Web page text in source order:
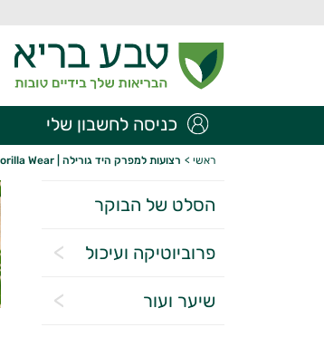
כניסה לחשבון שלי
ראשי > רצועות למפרק היד גורילה | Gorilla Wear
הסלט של הבוקר
פרוביוטיקה ועיכול
שיער ועור